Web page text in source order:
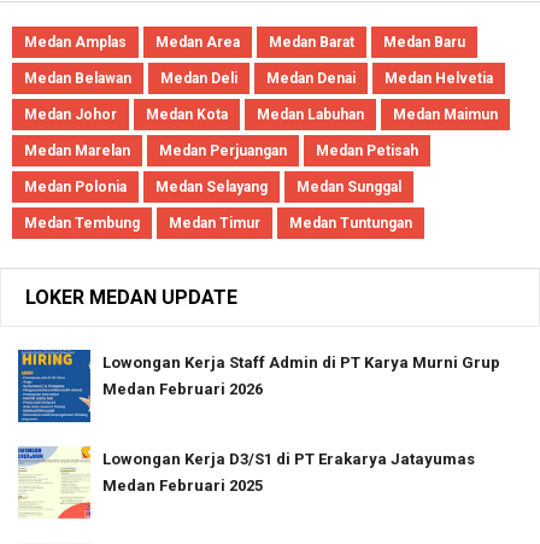
Medan Amplas Medan Area Medan Barat Medan Baru
Medan Belawan Medan Deli Medan Denai Medan Helvetia
Medan Johor Medan Kota Medan Labuhan Medan Maimun
Medan Marelan Medan Perjuangan Medan Petisah
Medan Polonia Medan Selayang Medan Sunggal
Medan Tembung Medan Timur Medan Tuntungan
LOKER MEDAN UPDATE
Lowongan Kerja Staff Admin di PT Karya Murni Grup
Medan Februari 2026
Lowongan Kerja D3/S1 di PT Erakarya Jatayumas
Medan Februari 2025